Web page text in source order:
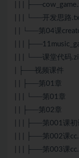
| | |
| | | └──开发思路
| | └──第04课
| | |
| | | └──课堂代码
| ├──视频课件
| | ├──第01章
| | | └──第01章
| | ├──第02章
| | | ├──第001课
| | | ├──第002课
| | | ├──第003课